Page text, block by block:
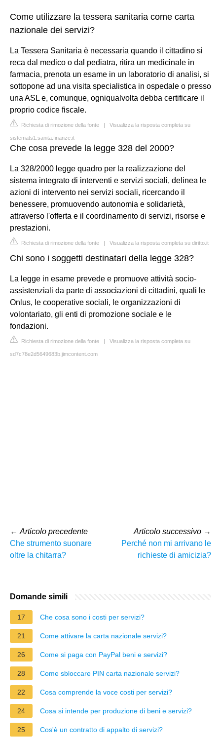
Come utilizzare la tessera sanitaria come carta
nazionale dei servizi?
La Tessera Sanitaria è necessaria quando il cittadino si
reca dal medico o dal pediatra, ritira un medicinale in
farmacia, prenota un esame in un laboratorio di analisi, si
sottopone ad una visita specialistica in ospedale o presso
una ASL e, comunque, ogniqualvolta debba certificare il
proprio codice fiscale.
Richiesta di rimozione della fonte | Visualizza la risposta completa su
sistemats1.sanita.finanze.it
Che cosa prevede la legge 328 del 2000?
La 328/2000 legge quadro per la realizzazione del
sistema integrato di interventi e servizi sociali, delinea le
azioni di intervento nei servizi sociali, ricercando il
benessere, promuovendo autonomia e solidarietà,
attraverso l'offerta e il coordinamento di servizi, risorse e
prestazioni.
Richiesta di rimozione della fonte | Visualizza la risposta completa su diritto.it
Chi sono i soggetti destinatari della legge 328?
La legge in esame prevede e promuove attività socio-
assistenziali da parte di associazioni di cittadini, quali le
Onlus, le cooperative sociali, le organizzazioni di
volontariato, gli enti di promozione sociale e le
fondazioni.
Richiesta di rimozione della fonte | Visualizza la risposta completa su
sd7c78e2d5649683b.jimcontent.com
← Articolo precedente
Che strumento suonare
oltre la chitarra?
Articolo successivo →
Perché non mi arrivano le
richieste di amicizia?
Domande simili
17 Che cosa sono i costi per servizi?
21 Come attivare la carta nazionale servizi?
26 Come si paga con PayPal beni e servizi?
28 Come sbloccare PIN carta nazionale servizi?
22 Cosa comprende la voce costi per servizi?
24 Cosa si intende per produzione di beni e servizi?
25 Cos'è un contratto di appalto di servizi?